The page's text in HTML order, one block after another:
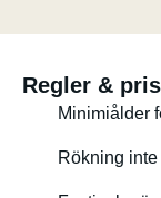
Regler &
Minimiålder
Rökning